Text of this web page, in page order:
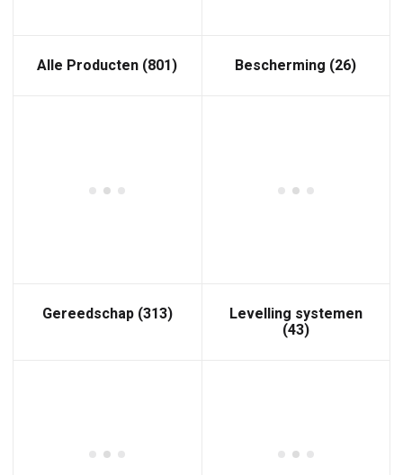
Alle Producten (801) Bescherming (26)
Gereedschap (313) Levelling systemen
(43)